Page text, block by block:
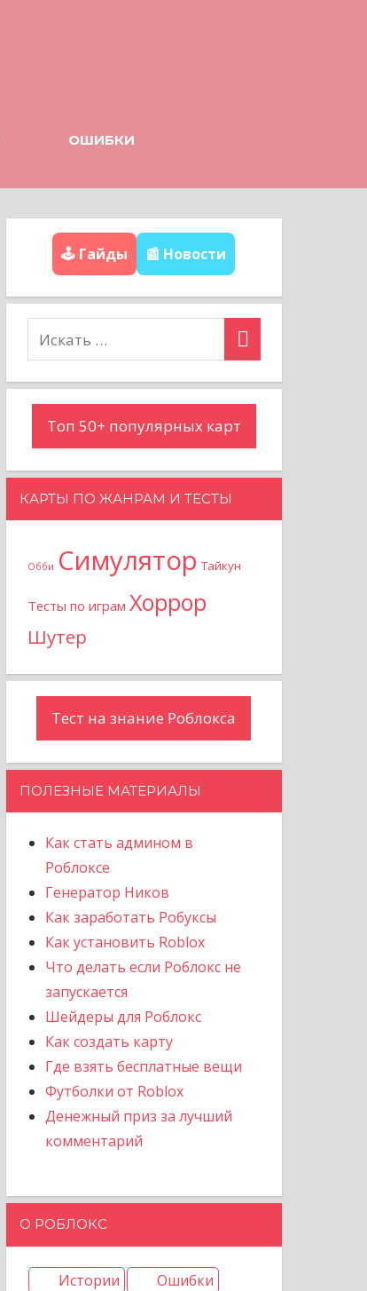
ОШИБКИ
🕹️ Гайды 📰 Новости
Топ 50+ популярных карт
КАРТЫ ПО ЖАНРАМ И ТЕСТЫ
Обби Симулятор Тайкун
Тесты по играм Хоррор
Шутер
Тест на знание Роблокса
ПОЛЕЗНЫЕ МАТЕРИАЛЫ
Как стать админом в
Роблоксе
Генератор Ников
Как заработать Робуксы
Как установить Roblox
Что делать если Роблокс не
запускается
Шейдеры для Роблокс
Как создать карту
Где взять бесплатные вещи
Футболки от Roblox
Денежный приз за лучший
комментарий
О РОБЛОКС
Истории
Ошибки